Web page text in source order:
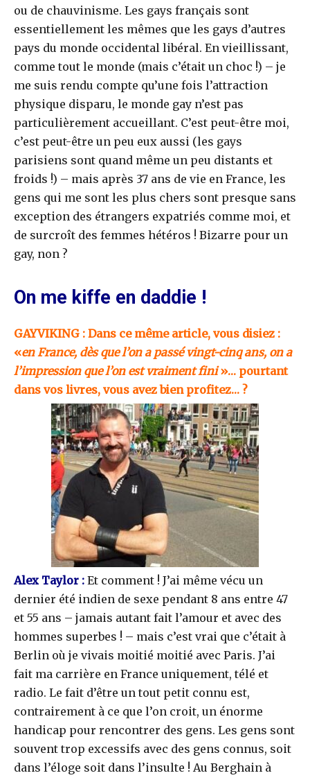
ou de chauvinisme. Les gays français sont
essentiellement les mêmes que les gays d’autres
pays du monde occidental libéral. En vieillissant,
comme tout le monde (mais c’était un choc !) – je
me suis rendu compte qu’une fois l’attraction
physique disparu, le monde gay n’est pas
particulièrement accueillant. C’est peut-être moi,
c’est peut-être un peu eux aussi (les gays
parisiens sont quand même un peu distants et
froids !) – mais après 37 ans de vie en France, les
gens qui me sont les plus chers sont presque sans
exception des étrangers expatriés comme moi, et
de surcroît des femmes hétéros ! Bizarre pour un
gay, non ?
On me kiffe en daddie !
GAYVIKING : Dans ce même article, vous disiez :
«en France, dès que l’on a passé vingt-cinq ans, on a
l’impression que l’on est vraiment fini»… pourtant
dans vos livres, vous avez bien profitez… ?
Alex Taylor : Et comment ! J’ai même vécu un
dernier été indien de sexe pendant 8 ans entre 47
et 55 ans – jamais autant fait l’amour et avec des
hommes superbes ! – mais c’est vrai que c’était à
Berlin où je vivais moitié moitié avec Paris. J’ai
fait ma carrière en France uniquement, télé et
radio. Le fait d’être un tout petit connu est,
contrairement à ce que l’on croit, un énorme
handicap pour rencontrer des gens. Les gens sont
souvent trop excessifs avec des gens connus, soit
dans l’éloge soit dans l’insulte ! Au Berghain à